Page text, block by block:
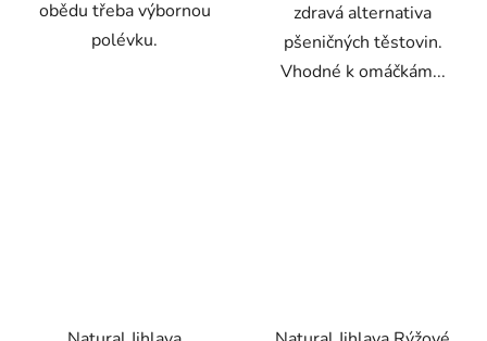
obědu třeba výbornou
polévku.
zdravá alternativa
pšeničných těstovin.
Vhodné k omáčkám...